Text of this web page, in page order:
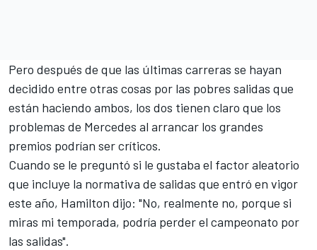
Pero después de que las últimas carreras se hayan
decidido entre otras cosas por las pobres salidas que
están haciendo ambos, los dos tienen claro que los
problemas de Mercedes al arrancar los grandes
premios podrían ser críticos.
Cuando se le preguntó si le gustaba el factor aleatorio
que incluye la normativa de salidas que entró en vigor
este año, Hamilton dijo: "No, realmente no, porque si
miras mi temporada, podría perder el campeonato por
las salidas".